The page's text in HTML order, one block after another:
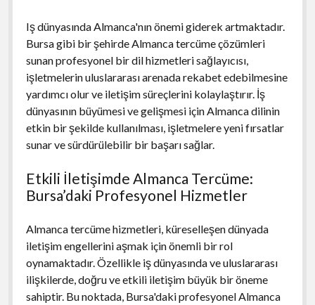
Iş dünyasında Almanca'nın önemi giderek artmaktadır.
Bursa gibi bir şehirde Almanca tercüme çözümleri
sunan profesyonel bir dil hizmetleri sağlayıcısı,
işletmelerin uluslararası arenada rekabet edebilmesine
yardımcı olur ve iletişim süreçlerini kolaylaştırır. İş
dünyasının büyümesi ve gelişmesi için Almanca dilinin
etkin bir şekilde kullanılması, işletmelere yeni fırsatlar
sunar ve sürdürülebilir bir başarı sağlar.
Etkili İletişimde Almanca Tercüme:
Bursa’daki Profesyonel Hizmetler
Almanca tercüme hizmetleri, küreselleşen dünyada
iletişim engellerini aşmak için önemli bir rol
oynamaktadır. Özellikle iş dünyasında ve uluslararası
ilişkilerde, doğru ve etkili iletişim büyük bir öneme
sahiptir. Bu noktada, Bursa'daki profesyonel Almanca